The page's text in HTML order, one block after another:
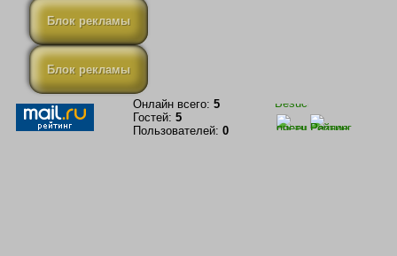
Блок рекламы
Блок рекламы
Онлайн всего: 5
Гостей: 5
Пользователей: 0